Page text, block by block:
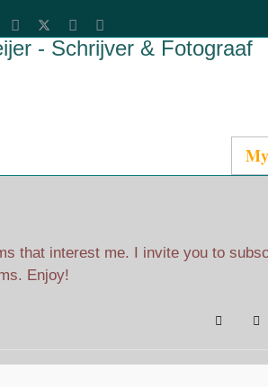
that interest me. I invite you to
Enjoy!
Search